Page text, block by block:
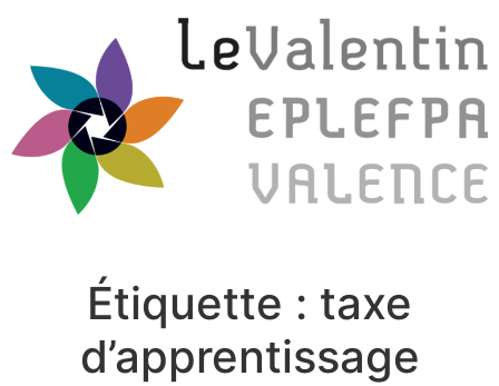
Étiquette : taxe
d’apprentissage